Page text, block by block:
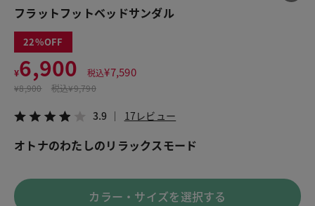
フラットフットベッドサンダル
22
¥6,900 税込¥7,590
¥8,900 税込¥9,790
3.9 17レビュー
オトナのわたしのリラックスモード
カラー・サイズを選択する
この商品をシェアする
¥6,900 税込¥7,590